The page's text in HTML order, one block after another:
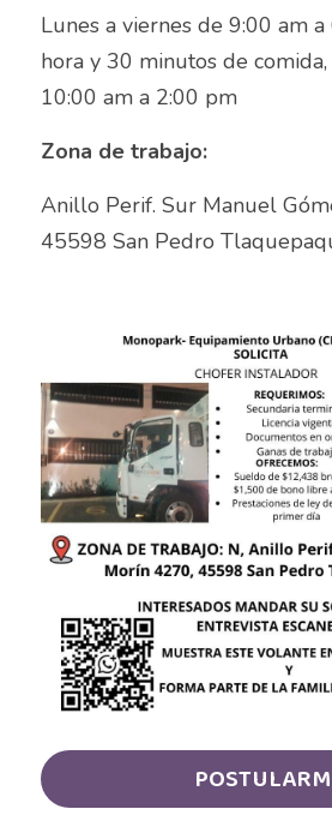
Auxiliar de Limpieza
Auxiliar de Logística de Patio
Auxiliar de mantenimiento
Auxiliar de Mantenimiento
Auxiliar de Producción
Auxiliar de Técnico
Auxiliar de tienda
Auxiliar en diseño
Auxiliar en sistemas
Auxiliar general
Auxiliar operativo de almacén
Avenida Aviación
Lunes a viernes de 9:00 am
hora y 30 minutos de
10:00 am a 2:00 pm
Zona de trabajo:
Anillo Perif. Sur Manuel